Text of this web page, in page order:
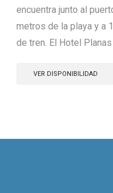
encuentra junto al
metros de la playa y a
de tren. El Hotel
VER DISPONIBILIDAD